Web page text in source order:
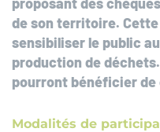
de son territoire.
sensibiliser le public
production de
pourront bénéficier
Modalités de